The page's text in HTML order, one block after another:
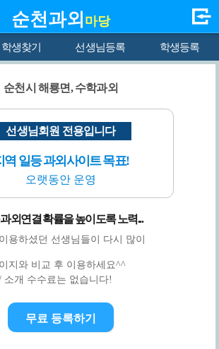
순천과외 마당
학생찾기 선생님등록 학생등록
순천시 해룡면, 수학과외
선생님회원 전용입니다
역 일등 과외사이트 목표!
오랫동안 운영
외연결 확률을 높이도록 노력...
용하셨던 선생님들이 다시 많이
지와 비교 후 이용하세요^^
소개 수수료는 없습니다!
무료 등록하기